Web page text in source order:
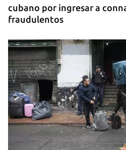
cubano por ingresar a
fraudulentos